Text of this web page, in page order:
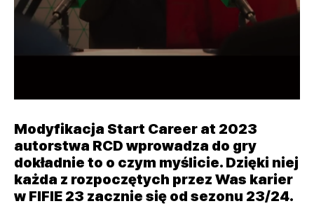
Modyfikacja Start Career at 2023
autorstwa RCD wprowadza do gry
dokładnie to o czym myślicie. Dzięki niej
każda z rozpoczętych przez Was karier
w FIFIE 23 zacznie się od sezonu 23/24.